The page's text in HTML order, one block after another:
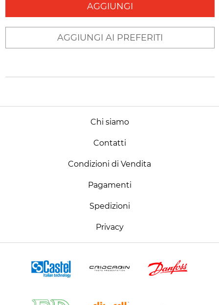
AGGIUNGI
AGGIUNGI AI PREFERITI
Chi siamo
Contatti
Condizioni di Vendita
Pagamenti
Spedizioni
Privacy